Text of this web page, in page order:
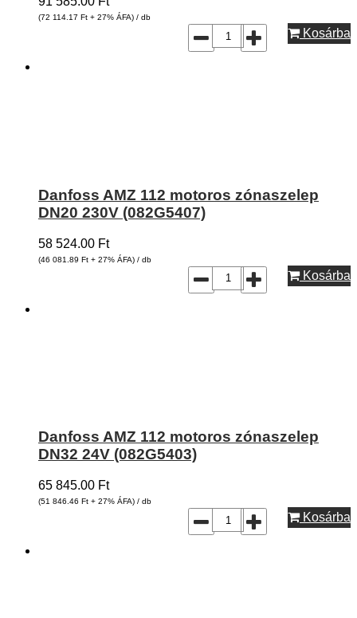
(72 114.17 Ft + 27% ÁFA) / db
Kosárba
Danfoss AMZ 112 motoros zónaszelep
DN20 230V (082G5407)
58 524.00 Ft
(46 081.89 Ft + 27% ÁFA) / db
Kosárba
Danfoss AMZ 112 motoros zónaszelep
DN32 24V (082G5403)
65 845.00 Ft
(51 846.46 Ft + 27% ÁFA) / db
Kosárba